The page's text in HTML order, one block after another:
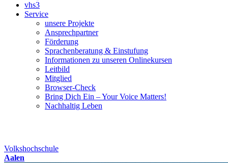
vhs3
Service
unsere Projekte
Ansprechpartner
Förderung
Sprachenberatung & Einstufung
Informationen zu unseren Onlinekursen
Leitbild
Mitglied
Browser-Check
Bring Dich Ein – Your Voice Matters!
Nachhaltig Leben
Volkshochschule
Aalen